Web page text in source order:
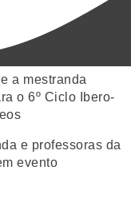
e professoras da
evento